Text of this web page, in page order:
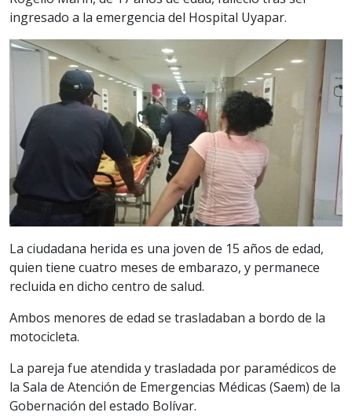
ingresado a la emergencia del Hospital Uyapar.
La ciudadana herida es una joven de 15 años de edad,
quien tiene cuatro meses de embarazo, y permanece
recluida en dicho centro de salud.
Ambos menores de edad se trasladaban a bordo de la
motocicleta.
La pareja fue atendida y trasladada por paramédicos de
la Sala de Atención de Emergencias Médicas (Saem) de la
Gobernación del estado Bolívar.